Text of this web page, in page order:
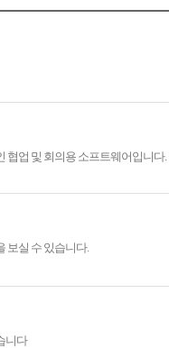
협업 및 회의용 소프트웨어입니다.
보실 수 있습니다.
니다